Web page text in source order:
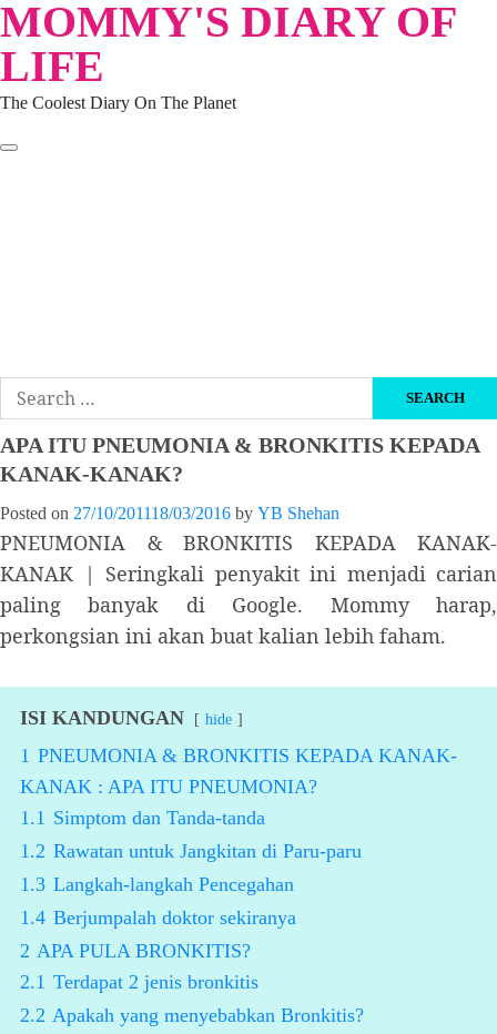
Skip
to
content
MOMMY'S DIARY OF
LIFE
The Coolest Diary On The Planet
Search
for:
APA ITU PNEUMONIA & BRONKITIS KEPADA
KANAK-KANAK?
Posted on 27/10/201118/03/2016 by YB Shehan
PNEUMONIA & BRONKITIS KEPADA KANAK-
KANAK | Seringkali penyakit ini menjadi carian
paling banyak di Google. Mommy harap,
perkongsian ini akan buat kalian lebih faham.
ISI KANDUNGAN hide
1 PNEUMONIA & BRONKITIS KEPADA KANAK-
KANAK : APA ITU PNEUMONIA?
1.1 Simptom dan Tanda-tanda
1.2 Rawatan untuk Jangkitan di Paru-paru
1.3 Langkah-langkah Pencegahan
1.4 Berjumpalah doktor sekiranya
2 APA PULA BRONKITIS?
2.1 Terdapat 2 jenis bronkitis
2.2 Apakah yang menyebabkan Bronkitis?